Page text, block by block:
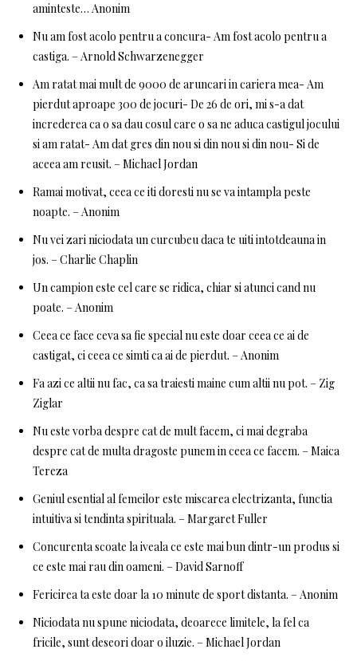
aminteste… Anonim
Nu am fost acolo pentru a concura- Am fost acolo pentru a
castiga. – Arnold Schwarzenegger
Am ratat mai mult de 9000 de aruncari in cariera mea- Am
pierdut aproape 300 de jocuri- De 26 de ori, mi s-a dat
increderea ca o sa dau cosul care o sa ne aduca castigul jocului
si am ratat- Am dat gres din nou si din nou si din nou- Si de
aceea am reusit. – Michael Jordan
Ramai motivat, ceea ce iti doresti nu se va intampla peste
noapte. – Anonim
Nu vei zari niciodata un curcubeu daca te uiti intotdeauna in
jos. – Charlie Chaplin
Un campion este cel care se ridica, chiar si atunci cand nu
poate. – Anonim
Ceea ce face ceva sa fie special nu este doar ceea ce ai de
castigat, ci ceea ce simti ca ai de pierdut. – Anonim
Fa azi ce altii nu fac, ca sa traiesti maine cum altii nu pot. – Zig
Ziglar
Nu este vorba despre cat de mult facem, ci mai degraba
despre cat de multa dragoste punem in ceea ce facem. – Maica
Tereza
Geniul esential al femeilor este miscarea electrizanta, functia
intuitiva si tendinta spirituala. – Margaret Fuller
Concurenta scoate la iveala ce este mai bun dintr-un produs si
ce este mai rau din oameni. – David Sarnoff
Fericirea ta este doar la 10 minute de sport distanta. – Anonim
Niciodata nu spune niciodata, deoarece limitele, la fel ca
fricile, sunt deseori doar o iluzie. – Michael Jordan